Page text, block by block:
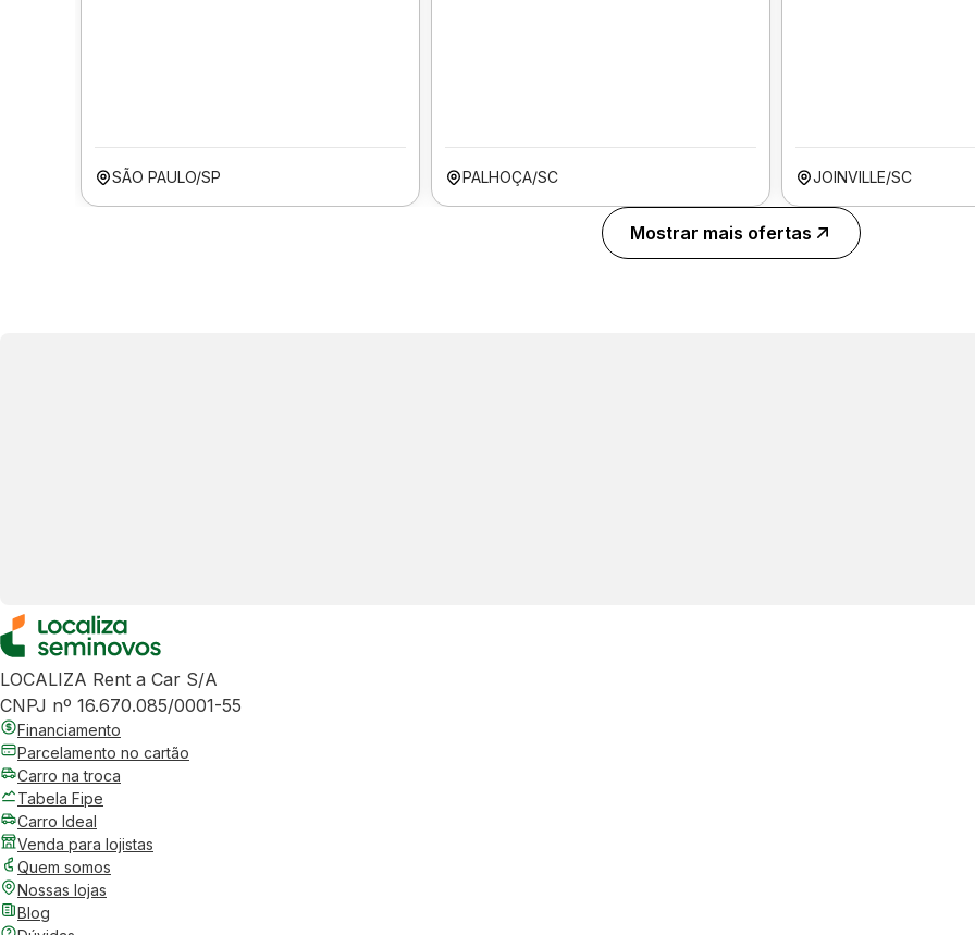
SÃO PAULO/SP PALHOÇA/SC JOINVILLE/SC
Mostrar mais ofertas
LOCALIZA Rent a Car S/A
CNPJ nº 16.670.085/0001-55
Financiamento
Parcelamento no cartão
Carro na troca
Tabela Fipe
Carro Ideal
Venda para lojistas
Quem somos
Nossas lojas
Blog